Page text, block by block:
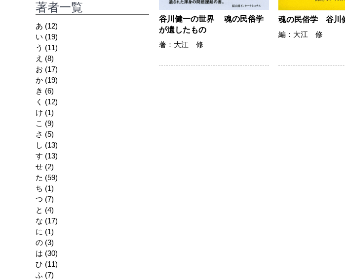
谷川健一の世界 魂の民俗学
が遺したもの
著：大江 修
魂の民俗学 谷川
編：大江 修
著者一覧
あ (12)
い (19)
う (11)
え (8)
お (17)
か (19)
き (6)
く (12)
け (1)
こ (9)
さ (5)
し (13)
す (13)
せ (2)
た (59)
ち (1)
つ (7)
と (4)
な (17)
に (1)
の (3)
は (30)
ひ (11)
ふ (7)